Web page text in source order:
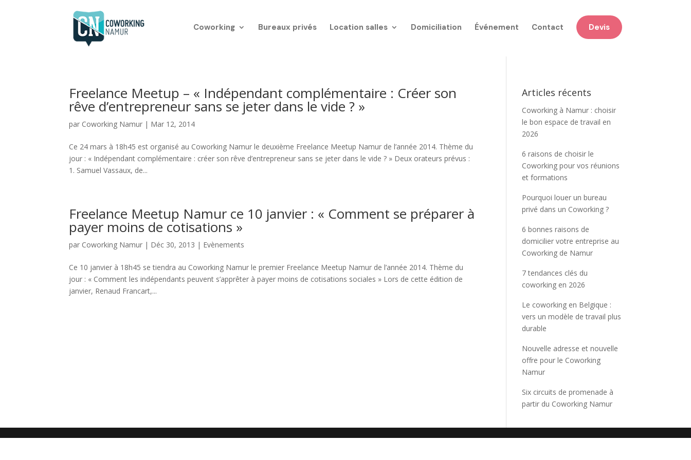
Coworking Bureaux privés Location salles Domiciliation Événement Contact Devis
Freelance Meetup – « Indépendant complémentaire : Créer son
rêve d’entrepreneur sans se jeter dans le vide ? »
par Coworking Namur | Mar 12, 2014
Ce 24 mars à 18h45 est organisé au Coworking Namur le deuxième Freelance Meetup Namur de l’année 2014. Thème du
jour : « Indépendant complémentaire : créer son rêve d’entrepreneur sans se jeter dans le vide ? » Deux orateurs prévus :
1. Samuel Vassaux, de...
Freelance Meetup Namur ce 10 janvier : « Comment se préparer à
payer moins de cotisations »
par Coworking Namur | Déc 30, 2013 | Evènements
Ce 10 janvier à 18h45 se tiendra au Coworking Namur le premier Freelance Meetup Namur de l’année 2014. Thème du
jour : « Comment les indépendants peuvent s’apprêter à payer moins de cotisations sociales » Lors de cette édition de
janvier, Renaud Francart,...
Articles récents
Coworking à Namur : choisir
le bon espace de travail en
2026
6 raisons de choisir le
Coworking pour vos réunions
et formations
Pourquoi louer un bureau
privé dans un Coworking ?
6 bonnes raisons de
domicilier votre entreprise au
Coworking de Namur
7 tendances clés du
coworking en 2026
Le coworking en Belgique :
vers un modèle de travail plus
durable
Nouvelle adresse et nouvelle
offre pour le Coworking
Namur
Six circuits de promenade à
partir du Coworking Namur